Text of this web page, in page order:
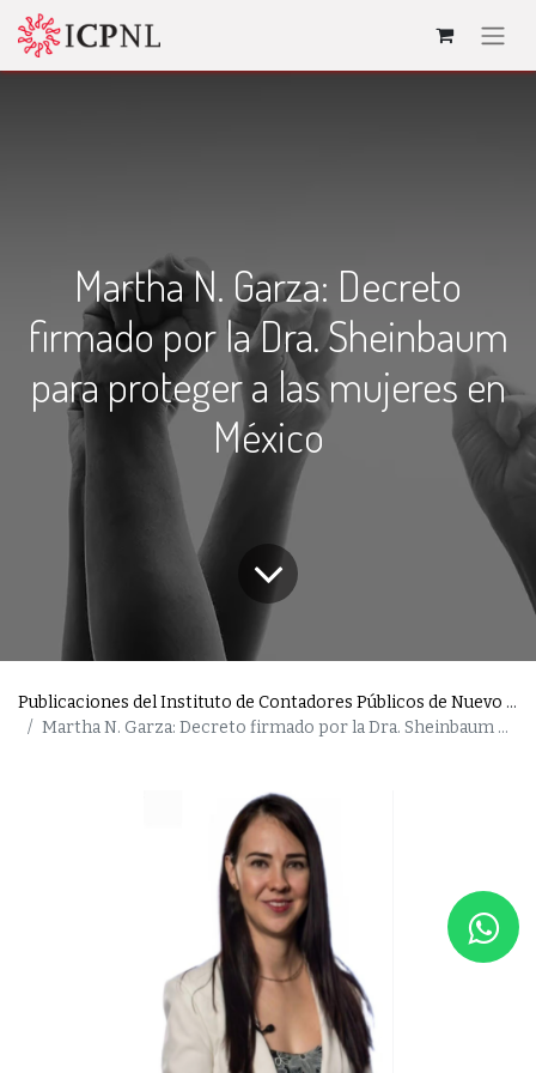
Martha N. Garza: Decreto
firmado por la Dra. Sheinbaum
para proteger a las mujeres en
México
Publicaciones del Instituto de Contadores Públicos de Nuevo León
Martha N. Garza: Decreto firmado por la Dra. Sheinbaum para proteger a las mujeres en México